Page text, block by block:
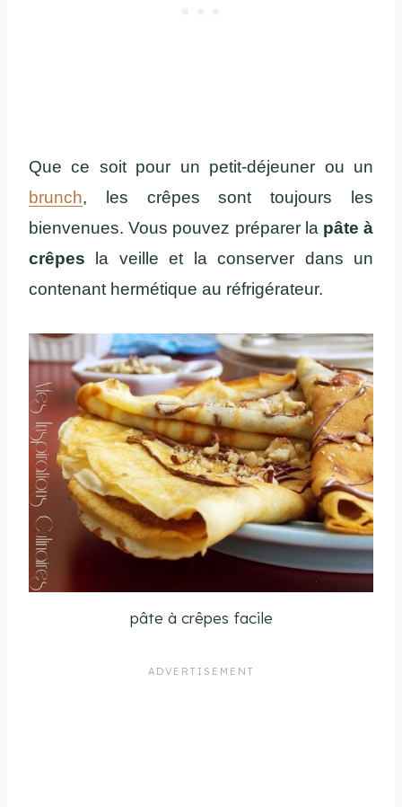
Que ce soit pour un petit-déjeuner ou un
brunch, les crêpes sont toujours les
bienvenues. Vous pouvez préparer la pâte à
crêpes la veille et la conserver dans un
contenant hermétique au réfrigérateur.
pâte à crêpes facile